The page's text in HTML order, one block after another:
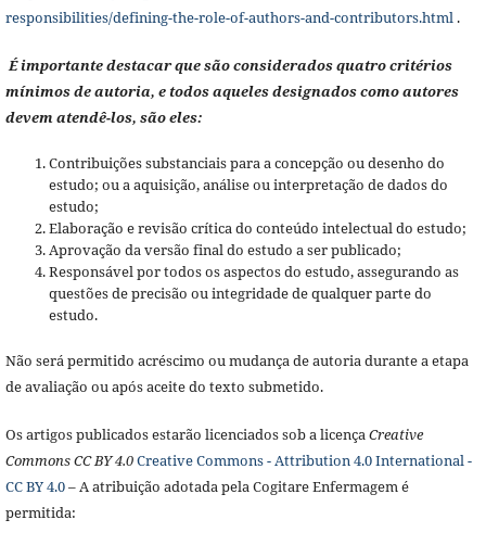
responsibilities/defining-the-role-of-authors-and-contributors.html.
É importante destacar que são considerados quatro critérios
mínimos de autoria, e todos aqueles designados como autores
devem atendê-los, são eles:
Contribuições substanciais para a concepção ou desenho do
estudo; ou a aquisição, análise ou interpretação de dados do
estudo;
Elaboração e revisão crítica do conteúdo intelectual do estudo;
Aprovação da versão final do estudo a ser publicado;
Responsável por todos os aspectos do estudo, assegurando as
questões de precisão ou integridade de qualquer parte do
estudo.
Não será permitido acréscimo ou mudança de autoria durante a etapa
de avaliação ou após aceite do texto submetido.
Os artigos publicados estarão licenciados sob a licençaCreative
Commons CC BY 4.0Creative Commons - Attribution 4.0 International -
CC BY 4.0– A atribuição adotada pela Cogitare Enfermagem é
permitida: